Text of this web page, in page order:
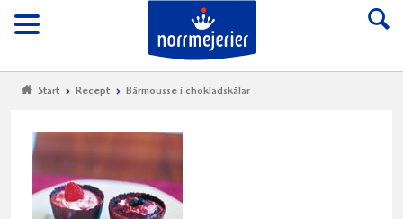
Meny
Till Norrmejerier
Start Recept Bärmousse i chokladskålar